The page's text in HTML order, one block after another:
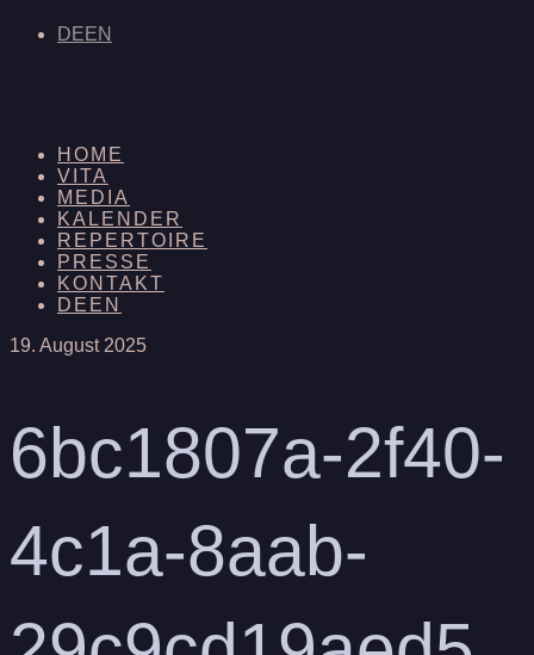
DEEN
HOME
VITA
MEDIA
KALENDER
REPERTOIRE
PRESSE
KONTAKT
DE EN
19. August 2025
6bc1807a-2f40-
4c1a-8aab-